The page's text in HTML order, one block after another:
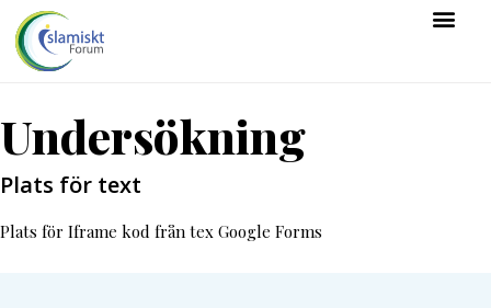
Undersökning
Plats för text
Plats för Iframe kod från tex Google Forms